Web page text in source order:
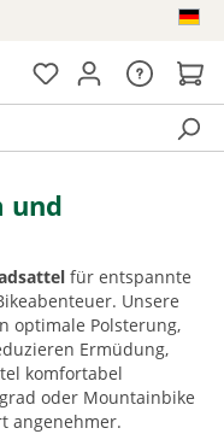
und
für entspannte
Unsere
optimale Polsterung,
Ermüdung,
komfortabel
oder Mountainbike
angenehmer.